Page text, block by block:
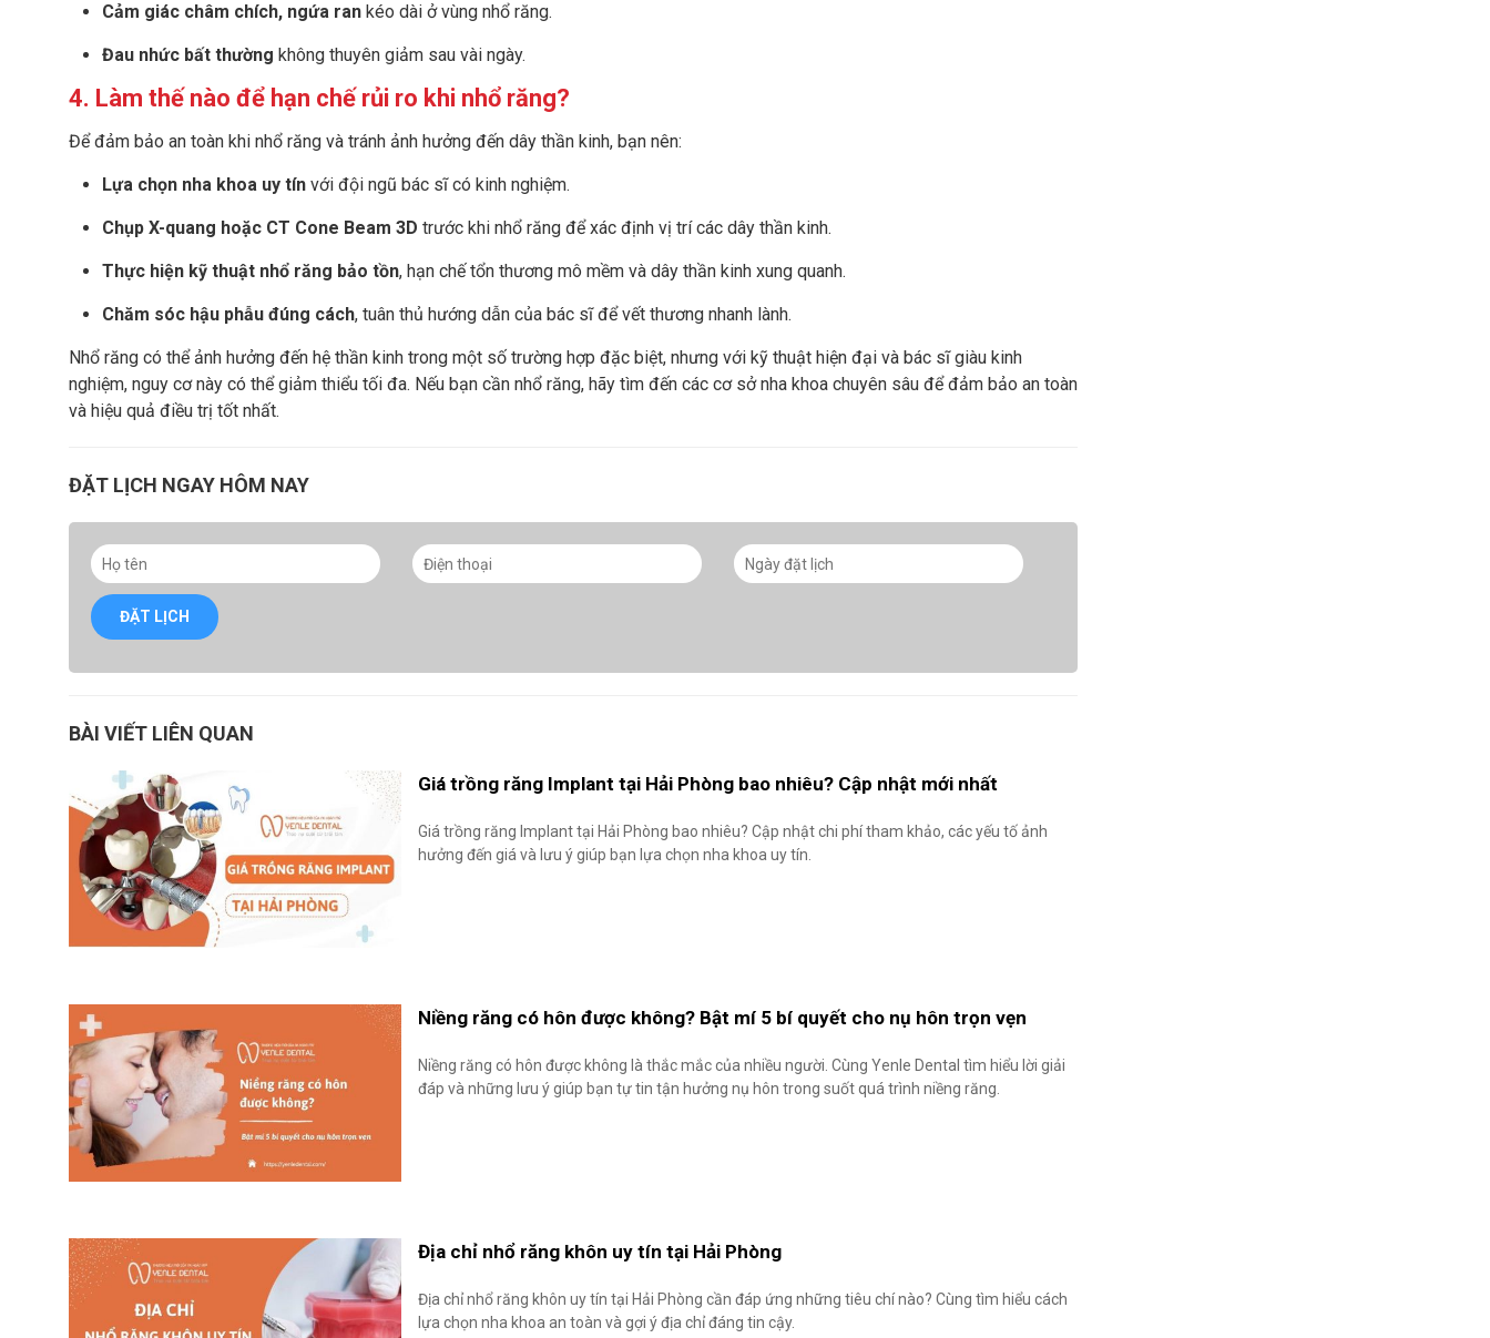
Cảm giác châm chích, ngứa ran kéo dài ở vùng nhổ răng.
Đau nhức bất thường không thuyên giảm sau vài ngày.
4. Làm thế nào để hạn chế rủi ro khi nhổ răng?
Để đảm bảo an toàn khi nhổ răng và tránh ảnh hưởng đến dây thần kinh, bạn nên:
Lựa chọn nha khoa uy tín với đội ngũ bác sĩ có kinh nghiệm.
Chụp X-quang hoặc CT Cone Beam 3D trước khi nhổ răng để xác định vị trí các dây thần kinh.
Thực hiện kỹ thuật nhổ răng bảo tồn, hạn chế tổn thương mô mềm và dây thần kinh xung quanh.
Chăm sóc hậu phẫu đúng cách, tuân thủ hướng dẫn của bác sĩ để vết thương nhanh lành.
Nhổ răng có thể ảnh hưởng đến hệ thần kinh trong một số trường hợp đặc biệt, nhưng với kỹ thuật hiện đại và bác sĩ giàu kinh
nghiệm, nguy cơ này có thể giảm thiểu tối đa. Nếu bạn cần nhổ răng, hãy tìm đến các cơ sở nha khoa chuyên sâu để đảm bảo an toàn
và hiệu quả điều trị tốt nhất.
ĐẶT LỊCH NGAY HÔM NAY
ĐẶT LỊCH
BÀI VIẾT LIÊN QUAN
Giá trồng răng Implant tại Hải Phòng bao nhiêu? Cập nhật mới nhất
Giá trồng răng Implant tại Hải Phòng bao nhiêu? Cập nhật chi phí tham khảo, các yếu tố ảnh
hưởng đến giá và lưu ý giúp bạn lựa chọn nha khoa uy tín.
Niềng răng có hôn được không? Bật mí 5 bí quyết cho nụ hôn trọn vẹn
Niềng răng có hôn được không là thắc mắc của nhiều người. Cùng Yenle Dental tìm hiểu lời giải
đáp và những lưu ý giúp bạn tự tin tận hưởng nụ hôn trong suốt quá trình niềng răng.
Địa chỉ nhổ răng khôn uy tín tại Hải Phòng
Địa chỉ nhổ răng khôn uy tín tại Hải Phòng cần đáp ứng những tiêu chí nào? Cùng tìm hiểu cách
lựa chọn nha khoa an toàn và gợi ý địa chỉ đáng tin cậy.